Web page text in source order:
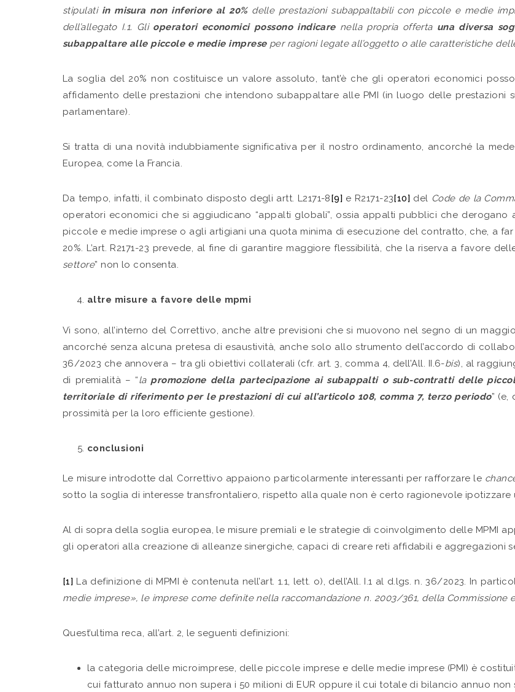
stipulati in misura non inferiore al 20% delle prestazioni subappaltabili con piccole e medie
dell’allegato I.1. Gli operatori economici possono indicarenella propria offerta una diversa
subappaltare alle piccole e medie impreseper ragioni legate all’oggetto o alle caratteristiche
La soglia del 20% non costituisce un valore assoluto, tant’è che gli operatori economici
affidamento delle prestazioni che intendono subappaltare alle PMI (in luogo delle prestazioni
parlamentare).
Si tratta di una novità indubbiamente significativa per il nostro ordinamento, ancorché la
Europea, come la Francia.
Da tempo, infatti, il combinato disposto degli artt. L2171-8[9] e R2171-23[10] del Code de la
operatori economici che si aggiudicano “appalti globali”, ossia appalti pubblici che
piccole e medie imprese o agli artigiani una quota minima di esecuzione del contratto, che, a
20%. L’art. R2171-23 prevede, al fine di garantire maggiore flessibilità, che la riserva a favore
settore” non lo consenta.
altre misure a favore delle mpmi
Vi sono, all’interno del Correttivo, anche altre previsioni che si muovono nel segno di un
ancorché senza alcuna pretesa di esaustività, anche solo allo strumento dell’accordo di
36/2023 che annovera – tra gli obiettivi collaterali (cfr. art. 3, comma 4, dell’All. II.6-bis), al
di premialità – “lapromozione della partecipazione ai subappalti o sub-contratti delle
territoriale di riferimento per le prestazioni di cui all’articolo 108, comma 7, terzo periodo” (e,
prossimità per la loro efficiente gestione).
conclusioni
Le misure introdotte dal Correttivo appaiono particolarmente interessanti per rafforzare le
sotto la soglia di interesse transfrontaliero, rispetto alla quale non è certo ragionevole
Al di sopra della soglia europea, le misure premiali e le strategie di coinvolgimento delle MPMI
gli operatori alla creazione di alleanze sinergiche, capaci di creare reti affidabili e aggregazioni
[1] La definizione di MPMI è contenuta nell’art. 1.1, lett. o), dell’All. I.1 al d.lgs. n. 36/2023. In
medie imprese», le imprese come definite nella raccomandazione n. 2003/361, della Commissione
Quest’ultima reca, all’art. 2, le seguenti definizioni:
la categoria delle microimprese, delle piccole imprese e delle medie imprese (PMI) è
cui fatturato annuo non supera i 50 milioni di EUR oppure il cui totale di bilancio annuo non